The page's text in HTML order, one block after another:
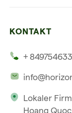
Mehrere Länder
Unsere
KONTAKT
+
Lokaler
Hoang